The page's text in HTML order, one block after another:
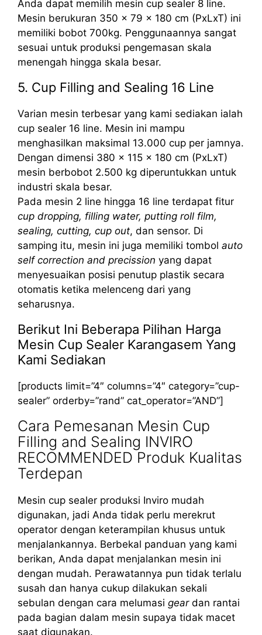
Anda dapat memilih mesin cup sealer 8 line.
Mesin berukuran 350 x 79 x 180 cm (PxLxT) ini
memiliki bobot 700kg. Penggunaannya sangat
sesuai untuk produksi pengemasan skala
menengah hingga skala besar.
5. Cup Filling and Sealing 16 Line
Varian mesin terbesar yang kami sediakan ialah
cup sealer 16 line. Mesin ini mampu
menghasilkan maksimal 13.000 cup per jamnya.
Dengan dimensi 380 x 115 x 180 cm (PxLxT)
mesin berbobot 2.500 kg diperuntukkan untuk
industri skala besar.
Pada mesin 2 line hingga 16 line terdapat fitur
cup dropping, filling water, putting roll film,
sealing, cutting, cup out, dan sensor. Di
samping itu, mesin ini juga memiliki tombol auto
self correction and precission yang dapat
menyesuaikan posisi penutup plastik secara
otomatis ketika melenceng dari yang
seharusnya.
Berikut Ini Beberapa Pilihan Harga
Mesin Cup Sealer Karangasem Yang
Kami Sediakan
[products limit=”4″ columns=”4″ category=”cup-
sealer” orderby=”rand” cat_operator=”AND”]
Cara Pemesanan Mesin Cup
Filling and Sealing INVIRO
RECOMMENDED Produk Kualitas
Terdepan
Mesin cup sealer produksi Inviro mudah
digunakan, jadi Anda tidak perlu merekrut
operator dengan keterampilan khusus untuk
menjalankannya. Berbekal panduan yang kami
berikan, Anda dapat menjalankan mesin ini
dengan mudah. Perawatannya pun tidak terlalu
susah dan hanya cukup dilakukan sekali
sebulan dengan cara melumasi geardan rantai
pada bagian dalam mesin supaya tidak macet
saat digunakan.